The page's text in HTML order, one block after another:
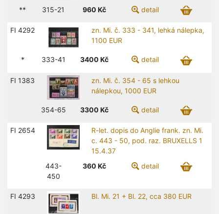
** 315-21 960 Kč detail
FI 4292
zn. Mi. č. 333 - 341, lehká nálepka,
1100 EUR
* 333-41 3400 Kč detail
FI 1383
zn. Mi. č. 354 - 65 s lehkou
nálepkou, 1000 EUR
354-65 3300 Kč detail
FI 2654
R-let. dopis do Anglie frank. zn. Mi.
c. 443 - 50, pod. raz. BRUXELLS 1
15.4.37
443-
450
360 Kč detail
FI 4293 Bl. Mi. 21 + Bl. 22, cca 380 EUR